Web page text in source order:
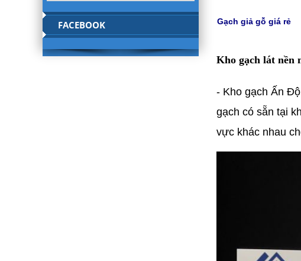
Gạch giả gỗ giá rẻ
Kho gạch lát nền
- Kho gạch Ấn
gạch có sẵn tại
vực khác nhau
FACEBOOK